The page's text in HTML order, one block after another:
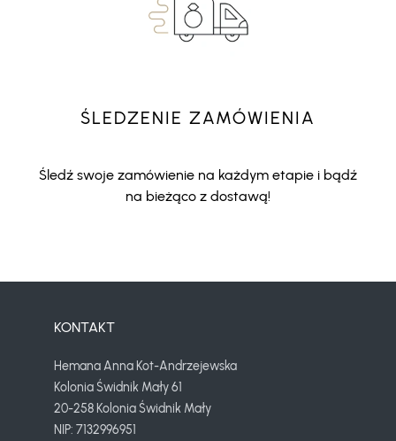
ŚLEDZENIE ZAMÓWIENIA
Śledź swoje zamówienie na każdym etapie i bądź
na bieżąco z dostawą!
KONTAKT
Hemana Anna Kot-Andrzejewska
Kolonia Świdnik Mały 61
20-258 Kolonia Świdnik Mały
NIP: 7132996951